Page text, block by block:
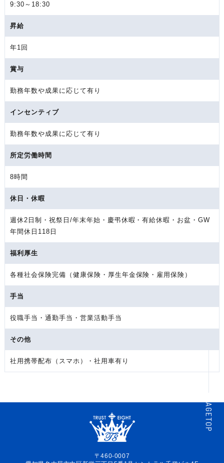
9:30～18:30
昇給
年1回
賞与
勤務年数や成果に応じて有り
インセンティブ
勤務年数や成果に応じて有り
所定労働時間
8時間
休日・休暇
週休2日制・祝祭日/年末年始・慶弔休暇・有給休暇・お盆・GW
年間休日118日
福利厚生
各種社会保険完備（健康保険・厚生年金保険・雇用保険）
手当
役職手当・通勤手当・営業活動手当
その他
社用携帯配布（スマホ）・社用車有り
〒460-0007